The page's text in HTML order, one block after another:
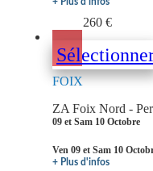
260 €
FOIX
ZA Foix Nord -
09 et Sam 10 Octobre
Ven 09 et Sam 10
+ Plus d'infos